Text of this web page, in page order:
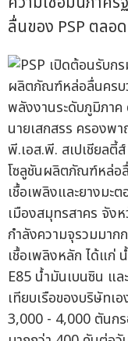
ลื่นของ PSP ตลอ
นายเสกสรร ครองพ
พี.เอส.พี. สเปเชียลตี้
โซลูชันผลิตภัณฑ์หล่อ
เชื้อเพลิงและยางมะ
เมืองสมุทรสาคร จัง
กำลังความจุรวมมา
เชื้อเพลิงหลัก ได้แก่
E85 น้ำมันเบนซิน แ
เทียบเรือของบริษัทเ
3,000 - 4,000 ตันก